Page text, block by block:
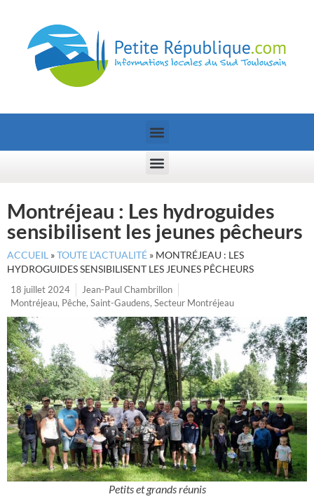
Montréjeau : Les hydroguides
sensibilisent les jeunes pêcheurs
ACCUEIL »TOUTE L’ACTUALITÉ » MONTRÉJEAU : LES
HYDROGUIDES SENSIBILISENT LES JEUNES PÊCHEURS
18 juillet 2024
Jean-Paul Chambrillon
Montréjeau, Pêche, Saint-Gaudens, Secteur Montréjeau
Petits et grands réunis